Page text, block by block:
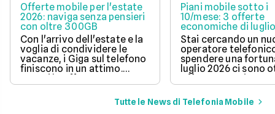
Offerte mobile per l'estate
2026: naviga senza pensieri
con oltre 300GB
Con l'arrivo dell'estate e la
voglia di condividere le
vacanze, i Giga sul telefono
finiscono in un attimo.
Scopri le offerte
telefoniche di luglio 2026
per navigare veloci in 5G
con tantissimi Giga e
Piani mobile sotto i
10/mese: 3 offerte
economiche di
Stai cercando un
operatore
spendere una
luglio 2026 ci sono
offerte sotto i 10
mese che includono
tantissimi Giga e la
connessione 5G.
Tutte le News di Telefonia Mobile